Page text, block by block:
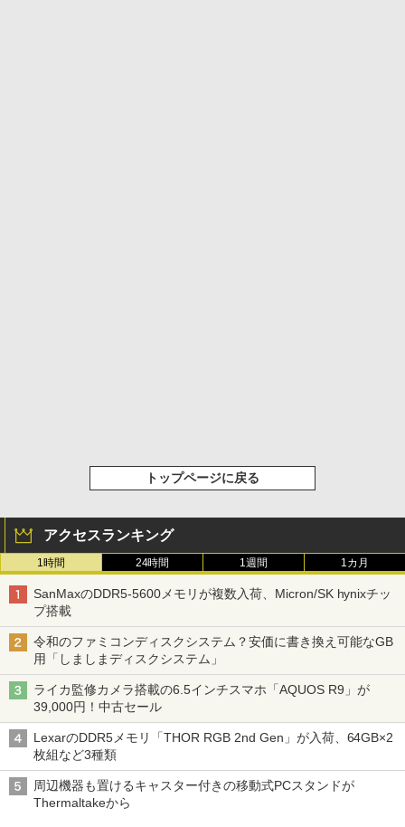
トップページに戻る
アクセスランキング
1時間 24時間 1週間 1カ月
SanMaxのDDR5-5600メモリが複数入荷、Micron/SK hynixチッ
プ搭載
令和のファミコンディスクシステム？安価に書き換え可能なGB
用「しましまディスクシステム」
ライカ監修カメラ搭載の6.5インチスマホ「AQUOS R9」が
39,000円！中古セール
LexarのDDR5メモリ「THOR RGB 2nd Gen」が入荷、64GB×2
枚組など3種類
周辺機器も置けるキャスター付きの移動式PCスタンドが
Thermaltakeから